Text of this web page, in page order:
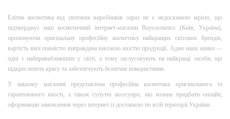
Елітна косметика від світових виробників зараз не є недосяжною мрією, що
підтверджує наш косметичний інтернет-магазин Buycosmetics (Київ, Україна),
пропонуючи оригінальну професійну косметику найкращих світових брендів,
вартість якої повністю виправдана високою якістю продукції. Адже наші жінки —
одні з найпривабливіших у світі, а тому заслуговують на найкращі засоби, що
підкреслюють красу та забезпечують безпечне використання.
У нашому магазині представлена професійна косметика оригінального та
гарантованого якості, а також супутні аксесуари, які можна придбати онлайн,
оформивши замовлення через інтернет із доставкою по всій території України.